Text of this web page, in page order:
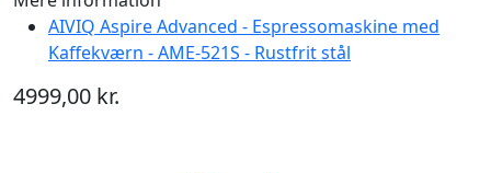
AIVIQ Aspire Advanced - Espressomaskine med
Kaffekværn - AME-521S - Rustfrit stål
4999,00 kr.